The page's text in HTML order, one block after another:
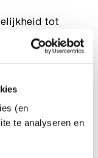
(en
te analyseren en
tot
vanuit huis en
nog vele andere
we
een health
op kantoor.